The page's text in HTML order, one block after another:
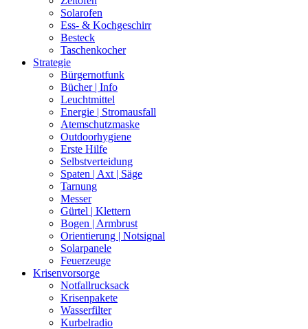
Solarofen
Ess- & Kochgeschirr
Besteck
Taschenkocher
Strategie
Bürgernotfunk
Bücher | Info
Leuchtmittel
Energie | Stromausfall
Atemschutzmaske
Outdoorhygiene
Erste Hilfe
Selbstverteidung
Spaten | Axt | Säge
Tarnung
Messer
Gürtel | Klettern
Bogen | Armbrust
Orientierung | Notsignal
Solarpanele
Feuerzeuge
Krisenvorsorge
Notfallrucksack
Krisenpakete
Wasserfilter
Kurbelradio